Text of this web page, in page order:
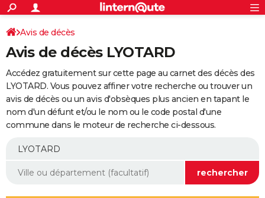
ACTUALITÉS
Politique
Société
Faits Divers
Education
Monde
Villes
+
SPORT
Coupe du monde 2026
Football
Tennis
Cyclisme
Rugby
Forum
Programme TV
TNT
Streaming
Cinéma
Sorties cinéma
Musique
+FINANCE
Retraite
Epargne
Immobilier
Risques naturels par ville
Banque
Assurance
AUTO
Essais
Réserver un essai
Citadines
Berlines
SUV
Forum auto
+
Mobiles
Meilleur smartphone
Internet
Ordinateurs
Jeux vidéo
Guide high-tech
Aménagement intérieur
Avis de décès
Avis de décès LYOTARD
Accédez gratuitement sur cette page au carnet des décès des
LYOTARD. Vous pouvez affiner votre recherche ou trouver un
avis de décès ou un avis d'obsèques plus ancien en tapant le
nom d'un défunt et/ou le nom ou le code postal d'une
commune dans le moteur de recherche ci-dessous.